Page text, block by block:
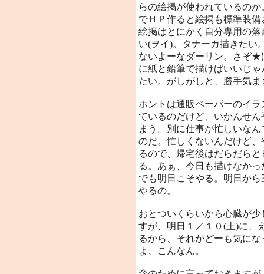
らの絵掲が使われているの
でＨＰ作ると絵掲も標準装
絵掲はとにかく自分専用の
い(ヲイ)。タナーカ描きたい
ないよーなダーリン。さぞ
に紙と鉛筆で描けばいいじ
たい。がしがしと、勝手気
ホントは通販ペーパーのイ
ているのだけど、いかんせ
まう。別に仕事が忙しいな
のだ。忙しくないんだけど
るので、帰宅後はだらだら
る。あぁ、今日も描けなか
でも明日こそやる。明日か
やるの。
おとついくらいから心臓が
すが、明日１／１０(土)に、
るから、それがどーも気に
よ、こんなん。